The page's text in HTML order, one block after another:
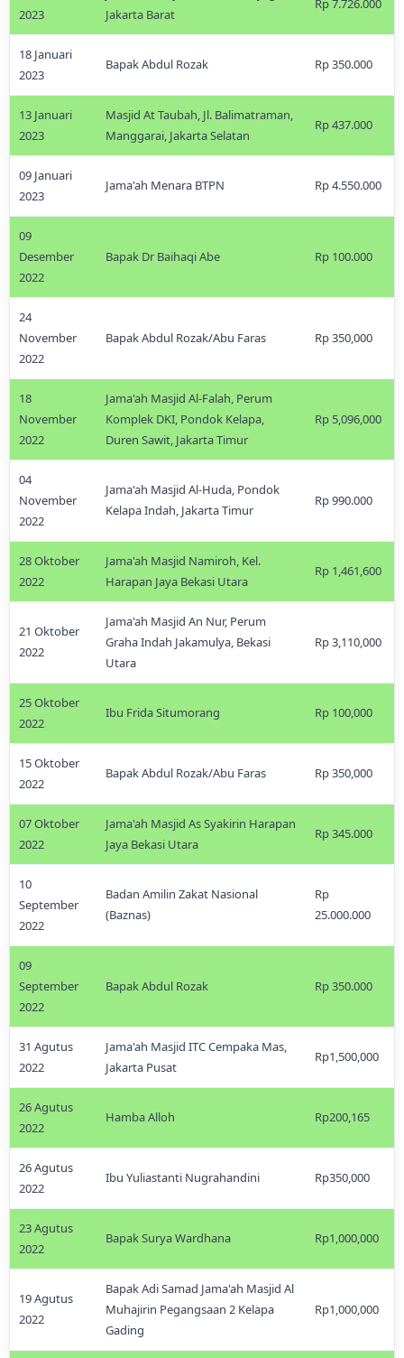
2023
Jakarta Barat
Rp 7.726.000
18 Januari
2023
Bapak Abdul Rozak Rp 350.000
13 Januari
2023
Masjid At Taubah, Jl. Balimatraman,
Manggarai, Jakarta Selatan
Rp 437.000
09 Januari
2023
Jama'ah Menara BTPN Rp 4.550.000
09
Desember
2022
Bapak Dr Baihaqi Abe Rp 100.000
24
November
2022
Bapak Abdul Rozak/Abu Faras Rp 350,000
18
November
2022
Jama'ah Masjid Al-Falah, Perum
Komplek DKI, Pondok Kelapa,
Duren Sawit, Jakarta Timur
Rp 5,096,000
04
November
2022
Jama'ah Masjid Al-Huda, Pondok
Kelapa Indah, Jakarta Timur
Rp 990.000
28 Oktober
2022
Jama'ah Masjid Namiroh, Kel.
Harapan Jaya Bekasi Utara
Rp 1,461,600
21 Oktober
2022
Jama'ah Masjid An Nur, Perum
Graha Indah Jakamulya, Bekasi
Utara
Rp 3,110,000
25 Oktober
2022
Ibu Frida Situmorang Rp 100,000
15 Oktober
2022
Bapak Abdul Rozak/Abu Faras Rp 350,000
07 Oktober
2022
Jama'ah Masjid As Syakirin Harapan
Jaya Bekasi Utara
Rp 345.000
10
September
2022
Badan Amilin Zakat Nasional
(Baznas)
Rp
25.000.000
09
September
2022
Bapak Abdul Rozak Rp 350.000
31 Agutus
2022
Jama'ah Masjid ITC Cempaka Mas,
Jakarta Pusat
Rp1,500,000
26 Agutus
2022
Hamba Alloh Rp200,165
26 Agutus
2022
Ibu Yuliastanti Nugrahandini Rp350,000
23 Agutus
2022
Bapak Surya Wardhana Rp1,000,000
19 Agutus
2022
Bapak Adi Samad Jama'ah Masjid Al
Muhajirin Pegangsaan 2 Kelapa
Gading
Rp1,000,000